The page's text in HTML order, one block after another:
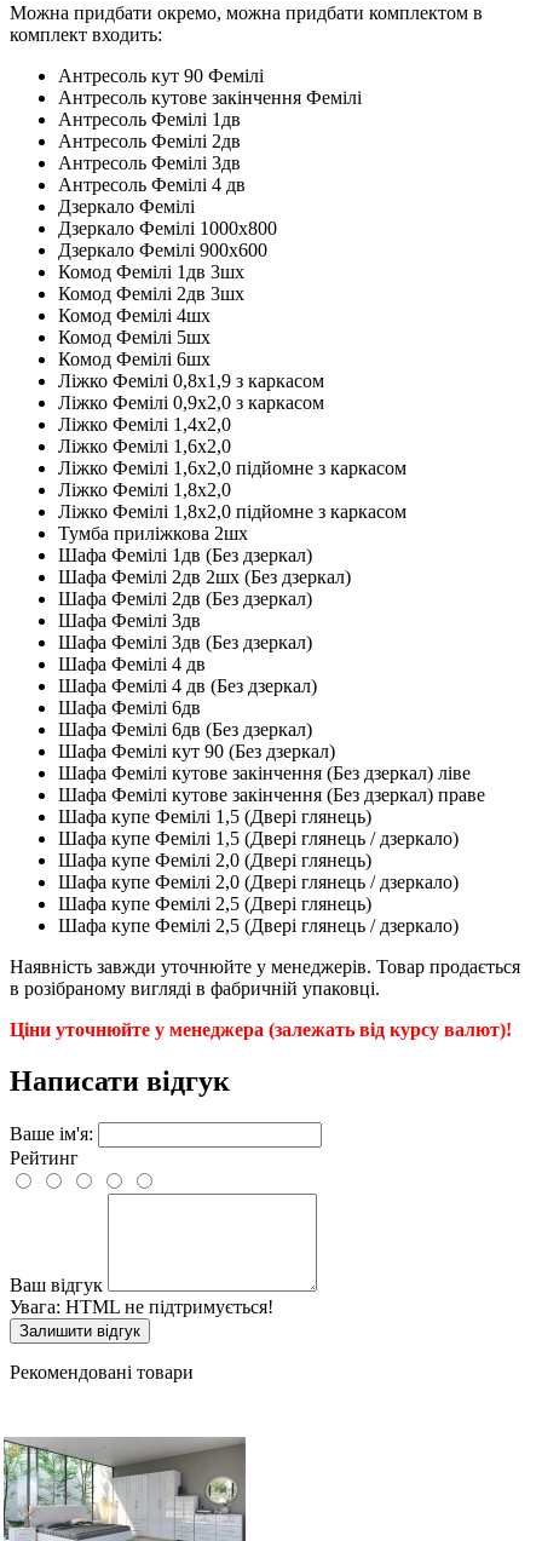
Можна придбати окремо, можна придбати комплектом в
комплект входить:
Антресоль кут 90 Фемілі
Антресоль кутове закінчення Фемілі
Антресоль Фемілі 1дв
Антресоль Фемілі 2дв
Антресоль Фемілі 3дв
Антресоль Фемілі 4 дв
Дзеркало Фемілі
Дзеркало Фемілі 1000x800
Дзеркало Фемілі 900x600
Комод Фемілі 1дв 3шх
Комод Фемілі 2дв 3шх
Комод Фемілі 4шх
Комод Фемілі 5шх
Комод Фемілі 6шх
Ліжко Фемілі 0,8x1,9 з каркасом
Ліжко Фемілі 0,9x2,0 з каркасом
Ліжко Фемілі 1,4x2,0
Ліжко Фемілі 1,6x2,0
Ліжко Фемілі 1,6x2,0 підйомне з каркасом
Ліжко Фемілі 1,8x2,0
Ліжко Фемілі 1,8x2,0 підйомне з каркасом
Тумба приліжкова 2шх
Шафа Фемілі 1дв (Без дзеркал)
Шафа Фемілі 2дв 2шх (Без дзеркал)
Шафа Фемілі 2дв (Без дзеркал)
Шафа Фемілі 3дв
Шафа Фемілі 3дв (Без дзеркал)
Шафа Фемілі 4 дв
Шафа Фемілі 4 дв (Без дзеркал)
Шафа Фемілі 6дв
Шафа Фемілі 6дв (Без дзеркал)
Шафа Фемілі кут 90 (Без дзеркал)
Шафа Фемілі кутове закінчення (Без дзеркал) ліве
Шафа Фемілі кутове закінчення (Без дзеркал) праве
Шафа купе Фемілі 1,5 (Двері глянець)
Шафа купе Фемілі 1,5 (Двері глянець / дзеркало)
Шафа купе Фемілі 2,0 (Двері глянець)
Шафа купе Фемілі 2,0 (Двері глянець / дзеркало)
Шафа купе Фемілі 2,5 (Двері глянець)
Шафа купе Фемілі 2,5 (Двері глянець / дзеркало)
Наявність завжди уточнюйте у менеджерів. Товар продається
в розібраному вигляді в фабричній упаковці.
Ціни уточнюйте у менеджера (залежать від курсу валют)!
Написати відгук
Ваше ім'я:
Рейтинг
Ваш відгук
Увага: HTML не підтримується!
Залишити відгук
Рекомендовані товари